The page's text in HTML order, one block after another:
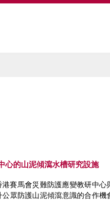
心的山泥傾瀉水槽研究設施
賽馬會災難防護應變教研中心
公眾防護山泥傾瀉意識的合作